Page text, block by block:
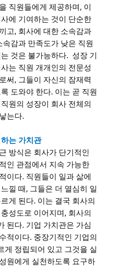
직원들에게 제공하며, 이
에 기여하는 것이 단순한
고, 회사에 대한 소속감과
감과 만족도가 낮은 직원
것은 불가능하다. 성장 기
는 직원 개개인의 전문성
써, 그들이 자신의 잠재력
도와야 한다. 이는 곧 직원
원의 성장이 회사 전체의
는다.
는 가치관
방식은 회사가 단기적인
인 관점에서 지속 가능한
이다. 직원들이 일과 삶에
낄 때, 그들은 더 열심히 일
게 된다. 이는 결국 회사의
성도로 이어지며, 회사의
된다. 기업 가치관은 가심
적이다. 중장기적인 기업의
게 정립되어 있고 그것을 실
원에게 실천하도록 요구하